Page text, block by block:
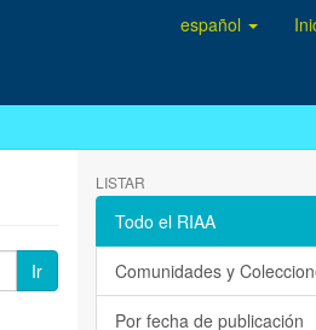
español
Ir
LISTAR
Todo el RIAA
Comunidades y
Por fecha de publicación